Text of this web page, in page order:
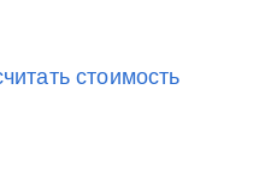
стоимость